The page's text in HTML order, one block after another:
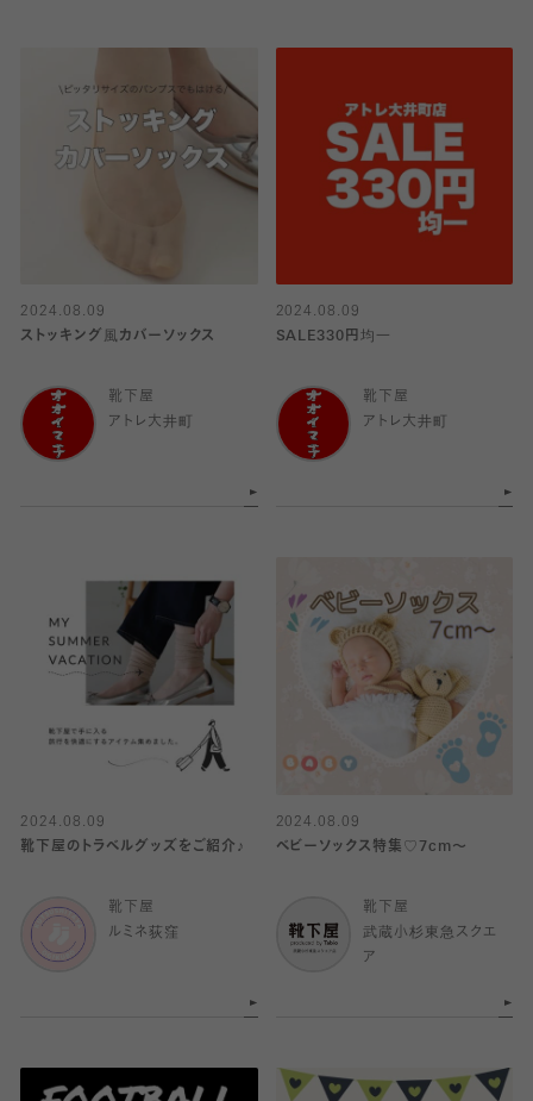
2024.08.09
ストッキング風カバーソックス
靴下屋
アトレ大井町
2024.08.09
SALE330円均一
靴下屋
アトレ大井町
2024.08.09
靴下屋のトラベルグッズをご紹介♪
靴下屋
ルミネ荻窪
2024.08.09
ベビーソックス特集♡7cm〜
靴下屋
武蔵小杉東急スクエ
ア